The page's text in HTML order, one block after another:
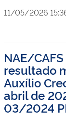
11/05/2026
NAE/
resultado
Auxílio
abril de
03/2024